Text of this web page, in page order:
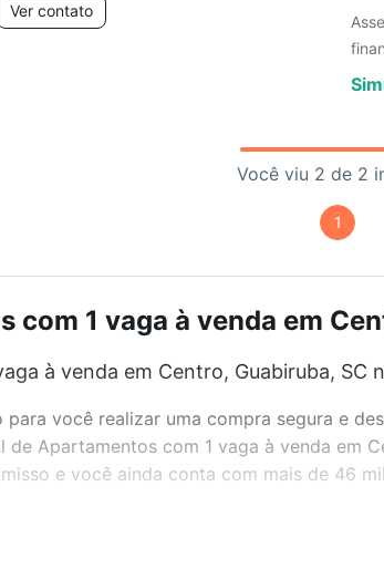
Ver contato
Você viu 2 de 2
1
com 1 vaga à venda em
à venda em Centro, Guabiruba, SC
você realizar uma compra segura e
Apartamentos com 1 vaga à venda em
e você ainda conta com mais de 46